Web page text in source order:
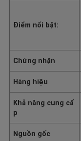
Điểm nổi bật:
Chứng nhận
Hàng hiệu
Khả năng cung cấ
p
Nguồn gốc